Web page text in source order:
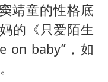
靖童的性格底
的《只爱陌生
on baby”，如